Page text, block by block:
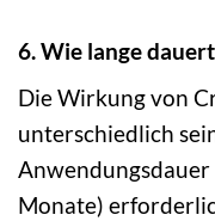
6. Wie lange
Die Wirkung von
unterschiedlich
Monate)